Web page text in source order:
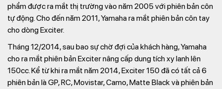
phẩm được ra mắt thị trường vào năm 2005 với phiên bản côn
tự động. Cho đến năm 2011, Yamaha ra mắt phiên bản côn tay
cho dòng Exciter.
Tháng 12/2014, sau bao sự chờ đợi của khách hàng, Yamaha
cho ra mắt phiên bản Exciter nâng cấp dung tích xy lanh lên
150cc. Kể từ khi ra mắt năm 2014, Exciter 150 đã có tất cả 6
phiên bản là GP, RC, Movistar, Camo, Matte Black và phiên bản